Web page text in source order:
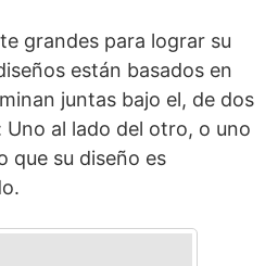
grandes para lograr su
están basados en
juntas bajo el, de dos
al lado del otro, o uno
que su diseño es